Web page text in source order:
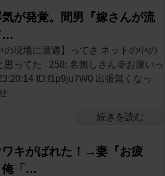
が発覚。間男『嫁さんが流
…
の現場に遭遇】ってさ ネットの中の
思ってた 258: 名無しさん＠お腹いっ
ID:f1p9ju7W0 出張無くなっ
続きを読む
キがばれた！→妻『お疲
俺「…